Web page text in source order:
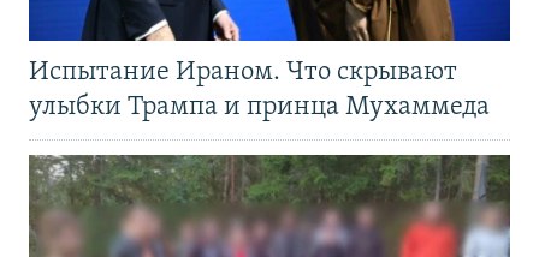
Испытание Ираном. Что скрывают
улыбки Трампа и принца Мухаммеда